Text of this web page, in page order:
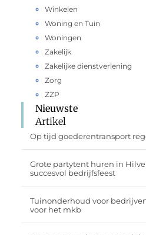
Winkelen
Woning en Tuin
Woningen
Zakelijk
Zakelijke dienstverlening
Zorg
ZZP
Nieuwste
Artikel
Op tijd goederentransport
Grote partytent huren in
succesvol bedrijfsfeest
Tuinonderhoud voor
voor het mkb